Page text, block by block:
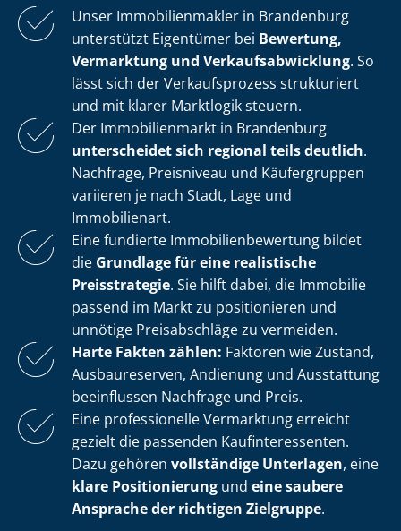
Unser Im­mo­bi­li­en­mak­ler in Brandenburg
unterstützt Eigentümer bei Bewertung,
Vermarktung und Ver­kaufs­ab­wick­lung. So
lässt sich der Verkaufsprozess strukturiert
und mit klarer Marktlogik steuern.
Der Immobilienmarkt in Brandenburg
unterscheidet sich regional teils deutlich.
Nachfrage, Preisniveau und Käufergruppen
variieren je nach Stadt, Lage und
Immobilienart.
Eine fundierte Im­mo­bi­li­en­be­wer­tung bildet
die Grundlage für eine realistische
Preisstrategie. Sie hilft dabei, die Immobilie
passend im Markt zu positionieren und
unnötige Preisabschläge zu vermeiden.
Harte Fakten zählen: Faktoren wie Zustand,
Ausbaureserven, Andienung und Ausstattung
beeinflussen Nachfrage und Preis.
Eine professionelle Vermarktung erreicht
gezielt die passenden Kauf­in­ter­es­sen­ten.
Dazu gehören vollständige Unterlagen, eine
klare Positionierung und eine saubere
Ansprache der richtigen Zielgruppe.